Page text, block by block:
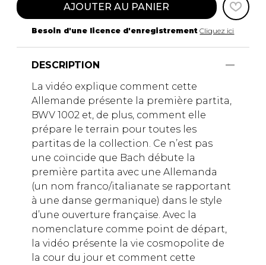
AJOUTER AU PANIER
Besoin d'une licence d'enregistrement Cliquez ici
DESCRIPTION
La vidéo explique comment cette
Allemande présente la première partita,
BWV 1002 et, de plus, comment elle
prépare le terrain pour toutes les
partitas de la collection. Ce n’est pas
une coïncide que Bach débute la
première partita avec une Allemanda
(un nom franco/italianate se rapportant
à une danse germanique) dans le style
d’une ouverture française. Avec la
nomenclature comme point de départ,
la vidéo présente la vie cosmopolite de
la cour du jour et comment cette